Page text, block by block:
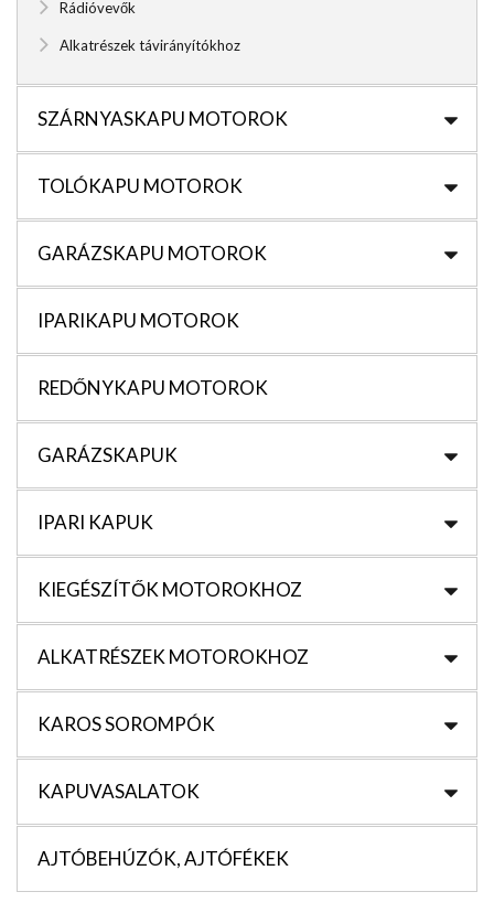
Rádióvevők
Alkatrészek távirányítókhoz
SZÁRNYASKAPU MOTOROK
TOLÓKAPU MOTOROK
GARÁZSKAPU MOTOROK
IPARIKAPU MOTOROK
REDŐNYKAPU MOTOROK
GARÁZSKAPUK
IPARI KAPUK
KIEGÉSZÍTŐK MOTOROKHOZ
ALKATRÉSZEK MOTOROKHOZ
KAROS SOROMPÓK
KAPUVASALATOK
AJTÓBEHÚZÓK, AJTÓFÉKEK